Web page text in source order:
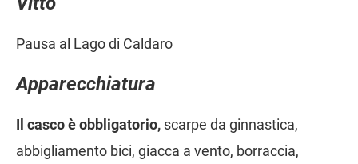
Pausa al Lago di Caldaro
Apparecchiatura
Il casco è obbligatorio, scarpe da ginnastica,
abbigliamento bici, giacca a vento, borraccia,